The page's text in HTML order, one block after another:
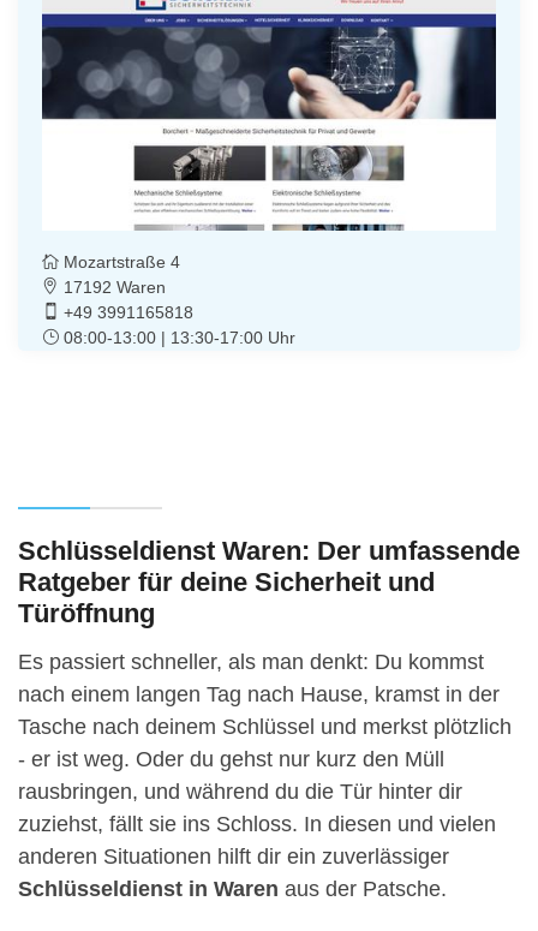
Mozartstraße 4
17192 Waren
+49 3991165818
08:00-13:00 | 13:30-17:00 Uhr
Schlüsseldienst Waren: Der umfassende
Ratgeber für deine Sicherheit und
Türöffnung
Es passiert schneller, als man denkt: Du kommst
nach einem langen Tag nach Hause, kramst in der
Tasche nach deinem Schlüssel und merkst plötzlich
- er ist weg. Oder du gehst nur kurz den Müll
rausbringen, und während du die Tür hinter dir
zuziehst, fällt sie ins Schloss. In diesen und vielen
anderen Situationen hilft dir ein zuverlässiger
Schlüsseldienst in Waren aus der Patsche.